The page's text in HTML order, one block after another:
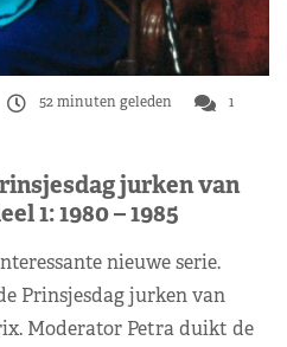
52 minuten geleden
1
jurken van
1: 1980 – 1985
nieuwe serie.
Prinsjesdag jurken van
Moderator Petra duikt de